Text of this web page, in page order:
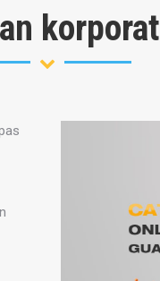
korporat